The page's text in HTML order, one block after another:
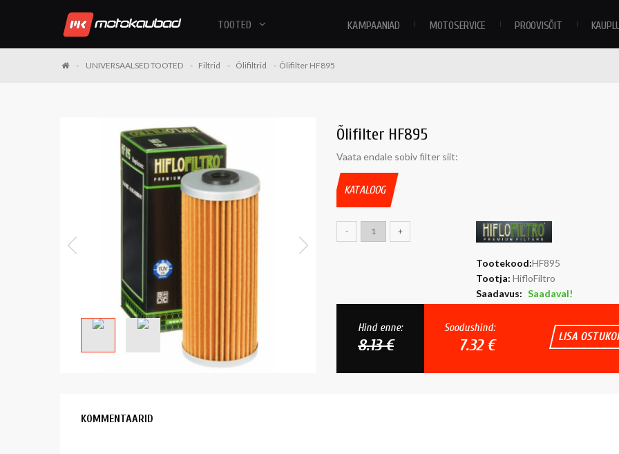
KAMPAANIAD MOTOSERVICE PROOVISÕIT
TOOTED
UNIVERSAALSED TOOTED Filtrid Õlifiltrid Õlifilter HF895
Õlifilter HF895
Vaata endale sobiv filter siit:
KATALOOG
Tootekood:HF895
Tootja: HifloFiltro
Saadavus: Saadaval!
- +
Hind enne:
8.13 €
Soodushind:
7.32 € LISA
KOMMENTAARID